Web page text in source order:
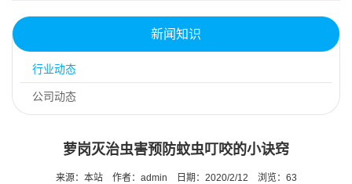
新闻知识
行业动态
公司动态
萝岗灭治虫害预防蚊虫叮咬的小诀窍
来源：本站 作者：admin 日期：2020/2/12 浏览： 63